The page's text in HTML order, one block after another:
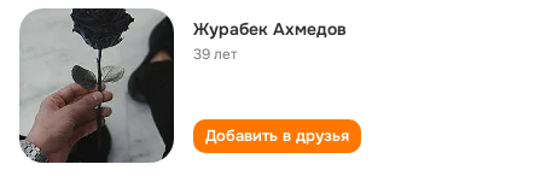
Журабек Ахмедов
39 лет
Добавить в друзья